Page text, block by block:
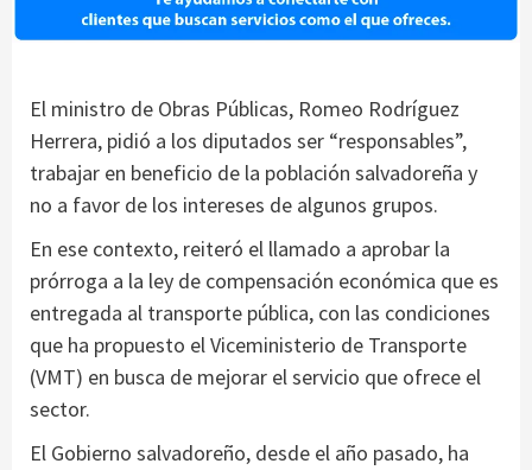
El ministro de Obras Públicas, Romeo Rodríguez
Herrera, pidió a los diputados ser “responsables”,
trabajar en beneficio de la población salvadoreña y
no a favor de los intereses de algunos grupos.
En ese contexto, reiteró el llamado a aprobar la
prórroga a la ley de compensación económica que es
entregada al transporte pública, con las condiciones
que ha propuesto el Viceministerio de Transporte
(VMT) en busca de mejorar el servicio que ofrece el
sector.
El Gobierno salvadoreño, desde el año pasado, ha